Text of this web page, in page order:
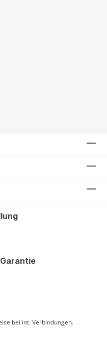
bei int. Verbindungen.